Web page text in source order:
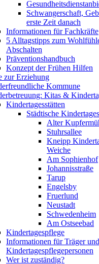
Schwangerschaft,
erste Zeit danach
Informationen für Fachkräfte
5 Alltagstipps zum
Abschalten
Präventionshandbuch
Konzept der Frühen Hilfen
zur Erziehung
Kommune
Kitas &
Kindertagesstätten
Städtische
Alter
Stuhrsallee
Kneipp
Weiche
Am Sophienhof
Johannisstraße
Tarup
Engelsby
Fruerlund
Neustadt
Schwedenheim
Am Ostseebad
Kindertagespflege
Informationen für Träger und
Kindertagespflegepersonen
Wer ist zuständig?